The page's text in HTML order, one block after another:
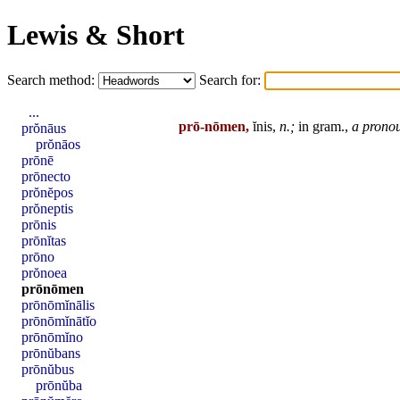
Lewis & Short
Search method: Search for:
prō-nōmen, ĭnis, n.; in gram., a
...
prŏnāus
prŏnāos
prōnē
prōnecto
prŏnĕpos
prŏneptis
prōnis
prōnĭtas
prōno
prŏnoea
prōnōmen
prōnōmĭnālis
prōnōmĭnātĭo
prōnōmĭno
prōnŭbans
prōnŭbus
prōnŭba